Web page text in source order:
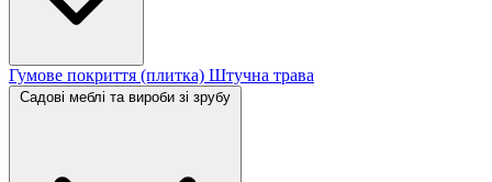
Гумове покриття (плитка) Штучна трава
Садові меблі та вироби зі зрубу